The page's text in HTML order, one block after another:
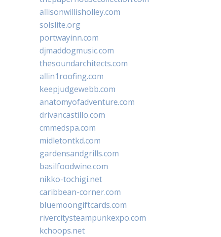
allisonwillisholley.com
solslite.org
portwayinn.com
djmaddogmusic.com
thesoundarchitects.com
allin1roofing.com
keepjudgewebb.com
anatomyofadventure.com
drivancastillo.com
cmmedspa.com
midletontkd.com
gardensandgrills.com
basilfoodwine.com
nikko-tochigi.net
caribbean-corner.com
bluemoongiftcards.com
rivercitysteampunkexpo.com
kchoops.net